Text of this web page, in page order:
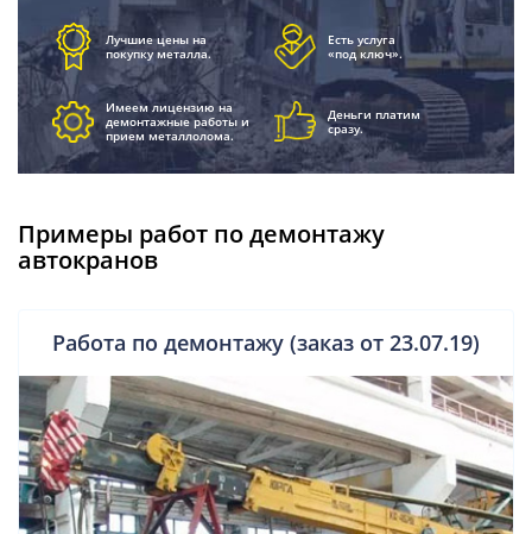
Лучшие цены на
покупку металла.
Есть услуга
«под ключ».
Имеем лицензию на
демонтажные работы и
прием металлолома.
Деньги платим
сразу.
Примеры работ по демонтажу
автокранов
Работа по демонтажу (заказ от 23.07.19)